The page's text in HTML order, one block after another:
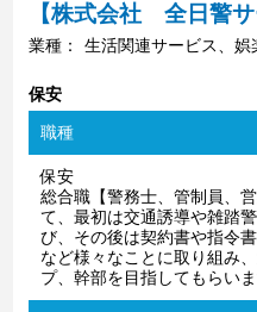
【株式会社 全日警サ
業種： 生活関連サービス、娯
保安
職種
保安
総合職【警務士、管制員、
て、最初は交通誘導や雑踏
び、その後は契約書や指令
など様々なことに取り組み
プ、幹部を目指してもらいま